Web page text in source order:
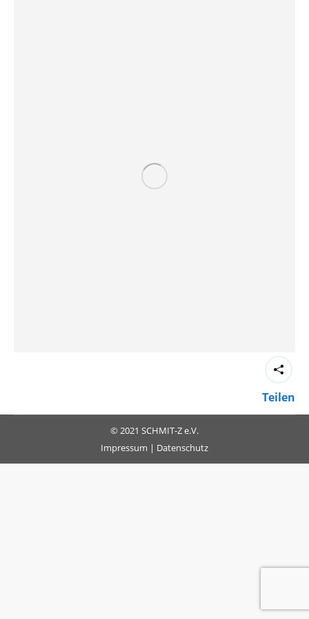
Teilen
© 2021 SCHMIT-Z e.V.
Impressum | Datenschutz